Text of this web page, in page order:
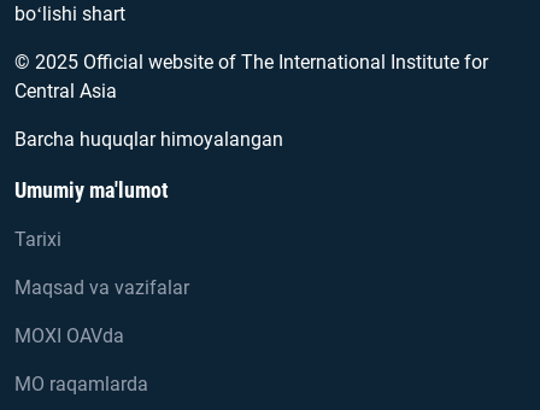
boʻlishi shart
© 2025 Official website of The International Institute for
Central Asia
Barcha huquqlar himoyalangan
Umumiy ma'lumot
Tarixi
Maqsad va vazifalar
MOXI OAVda
MO raqamlarda